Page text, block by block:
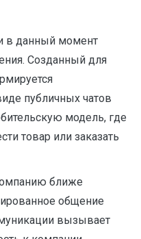
в данный момент
Созданный для
публичных чатов
модель, где
товар или заказать
ближе
общение
вызывает